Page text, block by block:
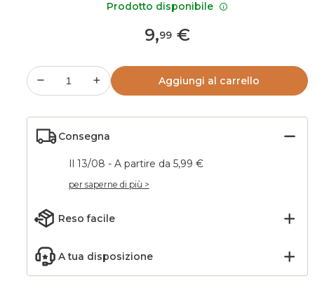
9,99€
Aggiungi al carrello
Consegna
Il 13/08 - A partire da 5,99 €
per saperne di più >
Reso facile
A tua disposizione